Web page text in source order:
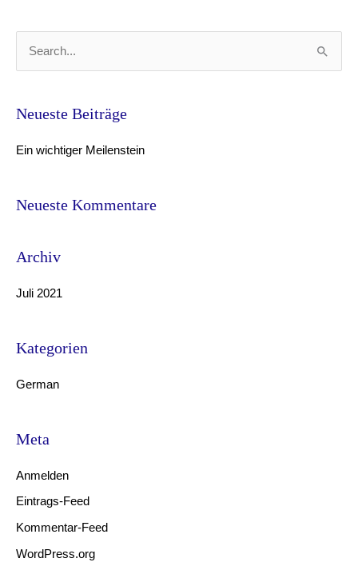
e
h
Neueste Beiträge
Ein wichtiger Meilenstein
Neueste Kommentare
Archiv
Juli 2021
Kategorien
German
Meta
Anmelden
Eintrags-Feed
Kommentar-Feed
WordPress.org